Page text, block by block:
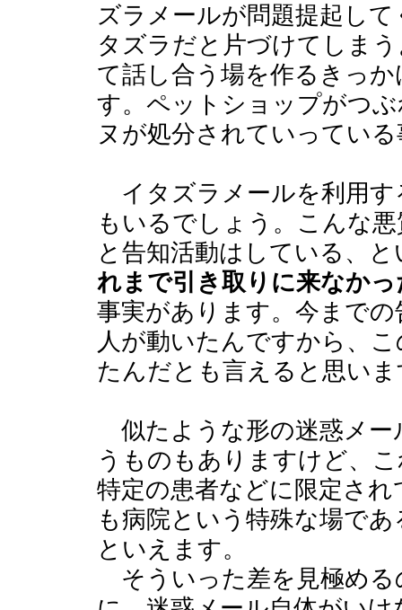
ズラメールが問題提起し
タズラだと片づけてしま
て話し合う場を作るきっ
す。ペットショップがつ
ヌが処分されていってい
イタズラメールを利用す
もいるでしょう。こんな
と告知活動はしている、
れまで引き取りに来なか
事実があります。今まで
人が動いたんですから、
たんだとも言えると思いま
似たような形の迷惑メー
うものもありますけど、
特定の患者などに限定さ
も病院という特殊な場で
といえます。
そういった差を見極める